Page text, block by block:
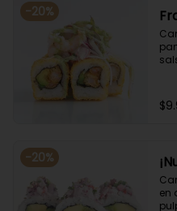
-20%
-20%
en